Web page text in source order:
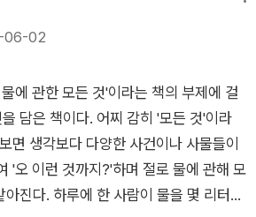
까지 이야기가 소설책처럼 자연스럽게
서 다양한 활동을 하면서 벌어지는 오염
제시하고 그 후에는 인간의 창의성으로
해결해 나갈 것인지에 대한 대안이 나온
이 사용하지 못하는 바닷물을 사용하는
사용해 전기를 생산하는 방법 들을 보
한 직업을 제시해 주면서 물과 우리 생
02
에 관한 모든 것'이라는 책의 부제에 걸
담은 책이다. 어찌 감히 '모든 것'이라
면 생각보다 다양한 사건이나 사물들이
'오 이런 것까지?'하며 절로 물에 관해 모
진다. 하루에 한 사람이 물을 몇 리터나